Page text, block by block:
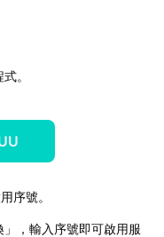
。
序號。
，輸入序號即可啟用服